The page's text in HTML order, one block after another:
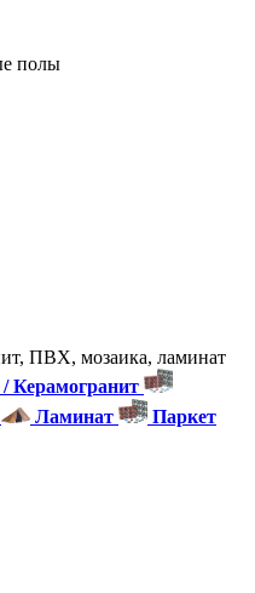
полы
ПВХ, мозаика, ламинат
Керамогранит
Ламинат
Паркет